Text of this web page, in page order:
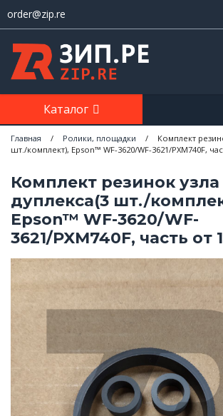
order@zip.re
Каталог
Главная / Ролики, площадки /
Комплект
шт./комплект), Epson™ WF-3620/WF-3621/PXM740F,
Комплект резинок узла
дуплекса(3 шт./
Epson™ WF-3620/WF-
3621/PXM740F, часть от